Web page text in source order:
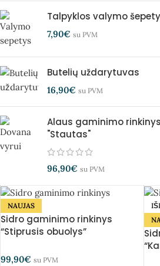
Talpyklos valymo
7,90€ su PVM
Butelių uždarytuvas
16,90€ su PVM
Alaus gaminimo rinkinys
"Stautas"
96,90€ su PVM
NAUJAS
Sidro gaminimo rinkinys
“Stiprusis obuolys”
99,90€ su PVM